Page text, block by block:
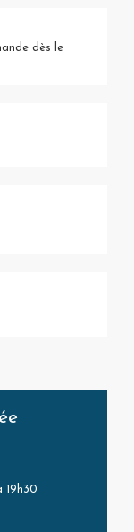
dès le
19h30